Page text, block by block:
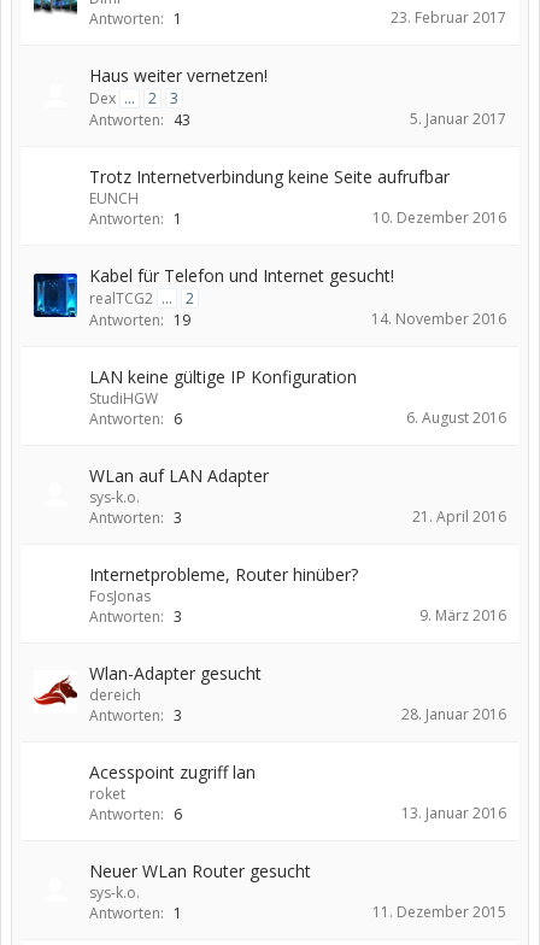
Antworten: 1 23. Februar 2017
Haus weiter vernetzen!
Dex ... 2
3
Antworten: 43 5. Januar 2017
Trotz Internetverbindung keine Seite aufrufbar
EUNCH
Antworten: 1 10. Dezember 2016
Kabel für Telefon und Internet gesucht!
realTCG2 ...
2
Antworten: 19 14. November 2016
LAN keine gültige IP Konfiguration
StudiHGW
Antworten: 6 6. August 2016
WLan auf LAN Adapter
sys-k.o.
Antworten: 3 21. April 2016
Internetprobleme, Router hinüber?
FosJonas
Antworten: 3 9. März 2016
Wlan-Adapter gesucht
dereich
Antworten: 3 28. Januar 2016
Acesspoint zugriff lan
roket
Antworten: 6 13. Januar 2016
Neuer WLan Router gesucht
sys-k.o.
Antworten: 1 11. Dezember 2015